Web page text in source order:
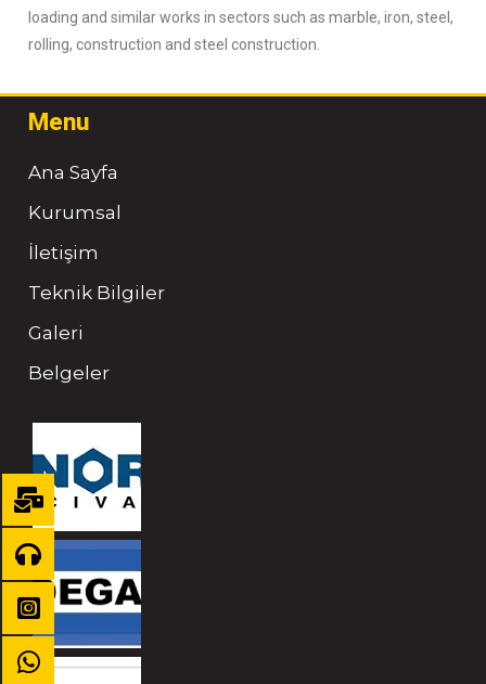
loading and similar works in sectors such as marble, iron, steel,
rolling, construction and steel construction.
Menu
Ana Sayfa
Kurumsal
İletişim
Teknik Bilgiler
Galeri
Belgeler